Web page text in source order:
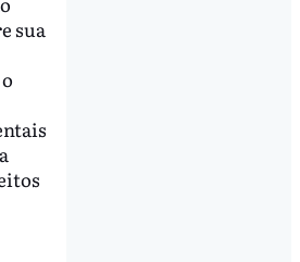
sua